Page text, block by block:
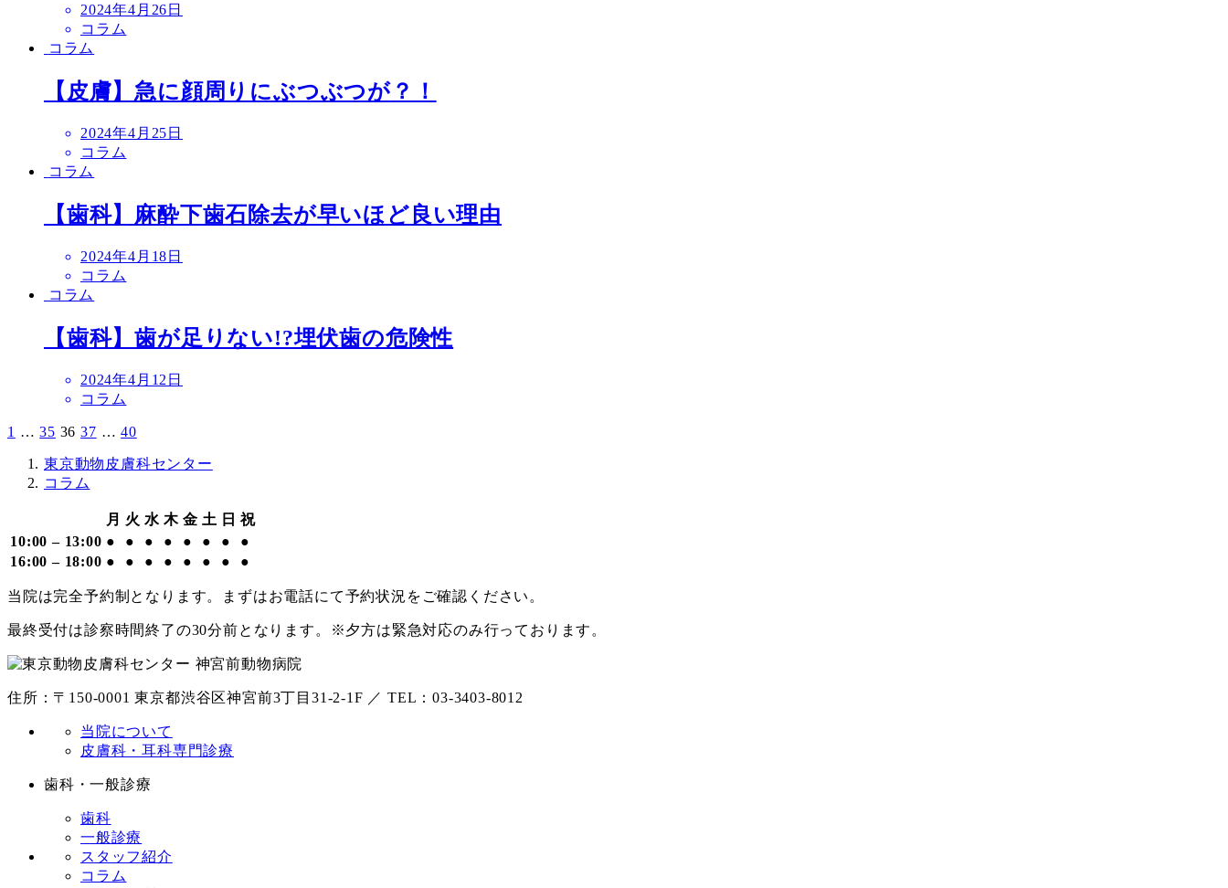
投
稿
日
2024年4月26日
コラム
コラム
【皮膚】急に顔周りにぶつぶつが？！
投
稿
日
2024年4月25日
コラム
コラム
【歯科】麻酔下歯石除去が早いほど良い理由
投
稿
日
2024年4月18日
コラム
コラム
【歯科】歯が足りない!?埋伏歯の危険性
投
稿
2024年4月12日
コラム
投
稿
の
ー
ジ
り
1 … 35 36 37 … 40
東京動物皮膚科センター
コラム
月 火 水 木 金 土 日 祝
10:00 – 13:00 ● ● ● ● ● ● ●
●
16:00 – 18:00 ● ● ● ● ● ● ● ●
当院は完全予約制となります。まずはお電話にて予約状況をご確認ください。
最終受付は診察時間終了の30分前となります。※夕方は緊急対応のみ行っております。
住所：〒150-0001 東京都渋谷区神宮前3丁目31-2-1F ／ TEL：03-3403-8012
当院について
皮膚科・耳科専門診療
歯科・一般診療
歯科
一般診療
スタッフ紹介
コラム